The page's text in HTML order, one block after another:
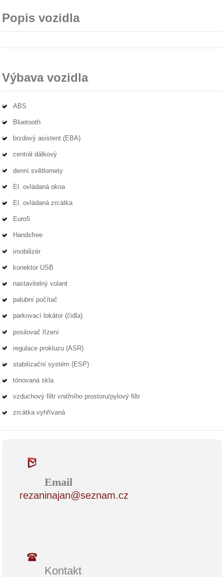
Popis vozidla
Výbava vozidla
ABS
Bluetooth
brzdový asistent (EBA)
centrál dálkový
denní světlomety
El. ovládaná okna
El. ovládaná zrcátka
Euro5
Handsfree
imobilizér
konektor USB
nastavitelný volant
palubní počítač
parkovací lokátor (čidla)
posilovač řízení
regulace prokluzu (ASR)
stabilizační systém (ESP)
tónovaná skla
vzduchový filtr vnitřního prostoru/pylový filtr
zrcátka vyhřívaná
Email
rezaninajan@seznam.cz
Kontakt